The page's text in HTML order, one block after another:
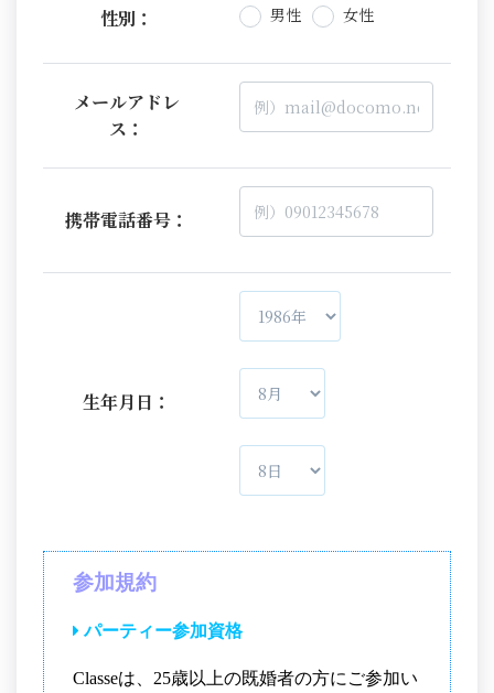
性別： 男性 女性
メールアドレ
ス：
携帯電話番号：
生年月日：